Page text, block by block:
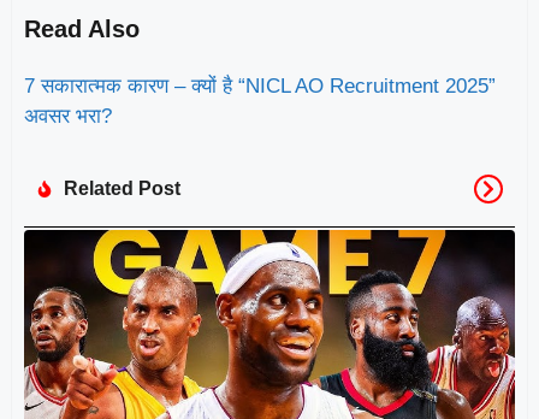
Read Also
7 सकारात्मक कारण – क्यों है “NICL AO Recruitment 2025”
अवसर भरा?
Related Post